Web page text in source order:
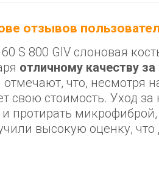
отзывов
S 800 GIV слоновая
отличному качеству
отмечают, что, несмотря
свою стоимость. Уход за
протирать
высокую оценку,